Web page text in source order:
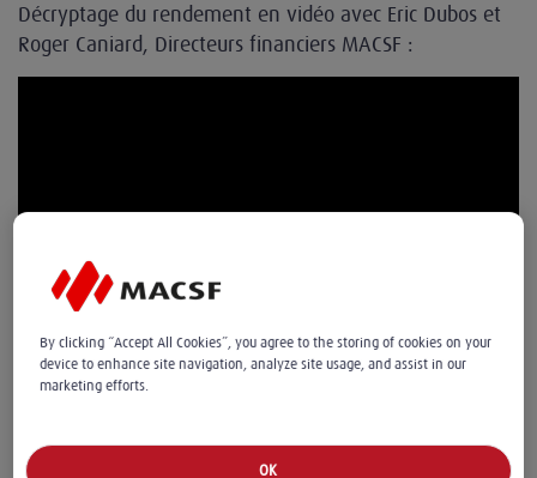
Décryptage du rendement en vidéo avec Eric Dubos et
Roger Caniard, Directeurs financiers MACSF :
By clicking “Accept All Cookies”, you agree to the storing of cookies on your
device to enhance site navigation, analyze site usage, and assist in our
marketing efforts.
OK